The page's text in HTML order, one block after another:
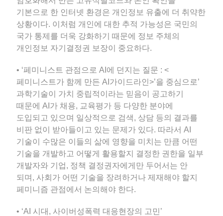
기본으로 한 인터넷 환경은 개인정보 유출에 더 취약한
상황이다. 이처럼 개인에 대한 추적 가능성은 국민의
국가 통제를 더욱 강화하기 때문에 정보 주체의
개인정보 자기결정권 보장이 중요하다.
• ‘페미니스트 관점으로 AI에 던지는 질문 : <
페미니스트가 함께 만든 AI가이드라인>’을 중심으로’
과학기술이 가치 중립적이라는 믿음이 공고하기
때문에 AI가 채용, 교육평가 등 다양한 분야에
도입되고 있으며 일상적으로 검색, 상담 등의 결과를
비판 없이 받아들이고 있는 문제가 있다. 따라서 AI
기술이 수많은 이들의 삶에 영향을 미치는 만큼 어떤
기술을 개발하고 어떻게 활용할지 결정한 권한을 일부
개발자와 기업, 정책 결정권자에게만 두어서는 안
되며, 사회가 어떤 기술을 장려하거나 제재해야 할지
페미니즘 관점에서 논의해야 한다.
• ‘AI 시대, 사이버성폭력 대응현장의 고민’